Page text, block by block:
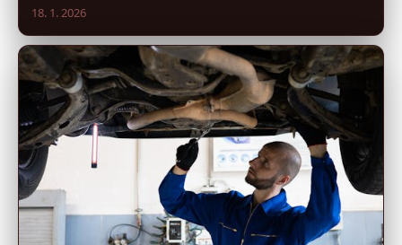
18. 1. 2026